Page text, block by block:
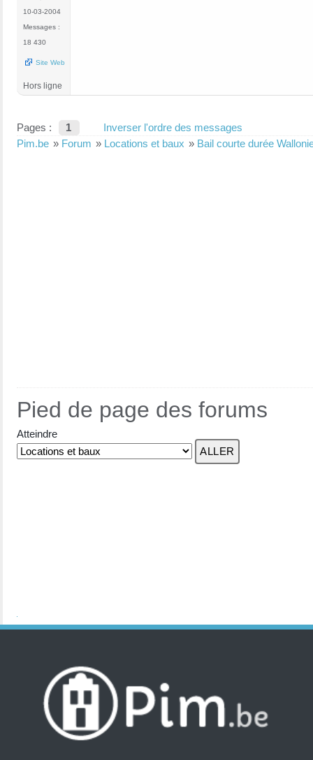
10-03-2004
Messages :
18 430
Site Web
Hors ligne
Pages : 1
Inverser l'ordre des messages
Pim.be » Forum » Locations et baux » Bail courte durée
Pied de page des forums
Atteindre